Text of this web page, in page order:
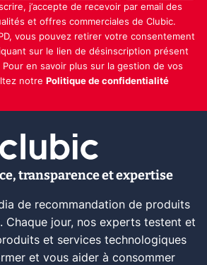
j’accepte de recevoir par email des
et offres commerciales de Clubic.
vous pouvez retirer votre consentement
sur le lien de désinscription présent
Pour en savoir plus sur la gestion de vos
notre Politique de confidentialité
transparence et expertise
de recommandation de produits
Chaque jour, nos experts testent et
et services technologiques
et vous aider à consommer